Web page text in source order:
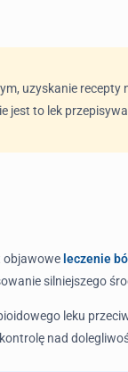
uzyskanie recepty
jest to lek
objawowe leczenie
silniejszego
leku
nad